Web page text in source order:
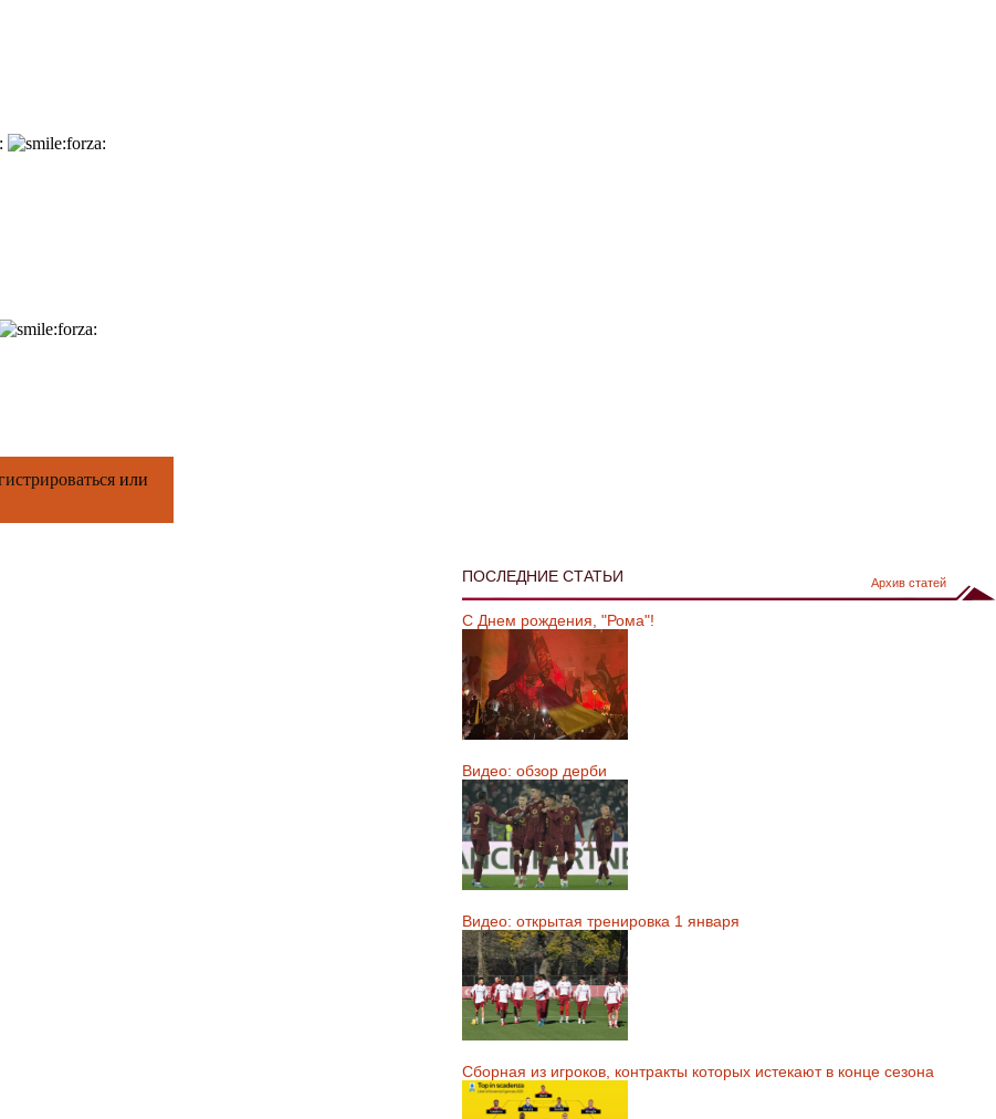
или
ПОСЛЕДНИЕ СТАТЬИ Архив статей
С Днем рождения, "Рома"!
Видео: обзор дерби
Видео: открытая тренировка 1 января
Сборная из игроков, контракты которых истекают в конце сезона